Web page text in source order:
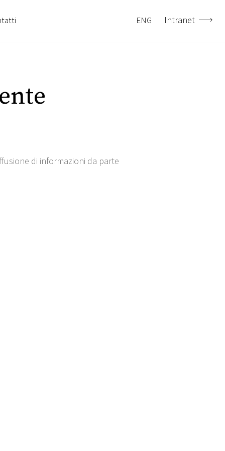
ENG Intranet
di informazioni da parte